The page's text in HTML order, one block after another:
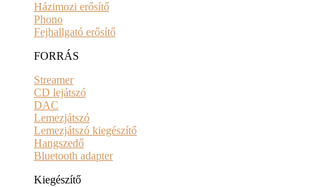
Házimozi erősítő
Phono
Fejhallgató erősítő
FORRÁS
Streamer
CD lejátszó
DAC
Lemezjátszó
Lemezjátszó kiegészítő
Hangszedő
Bluetooth adapter
Kiegészítő